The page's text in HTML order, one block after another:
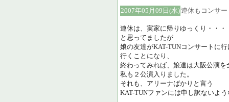
2007年05月09日(水)連休もコンサー
連休は、実家に帰りゆっくり・・・
と思ってましたが
娘の友達がKAT-TUNコンサートに
行くことになり、
終わってみれば、娘達は大阪公演を
私も２公演入りました。
それも、アリーナばかりと言う
KAT-TUNファンには申し訳ないよ